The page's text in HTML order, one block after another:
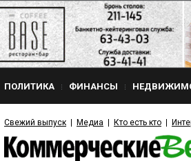
ПОЛИТИКА ФИНАНСЫ
Свежий выпуск Медиа Кто есть кто